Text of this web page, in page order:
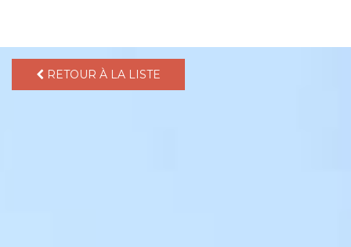
RETOUR À LA LISTE